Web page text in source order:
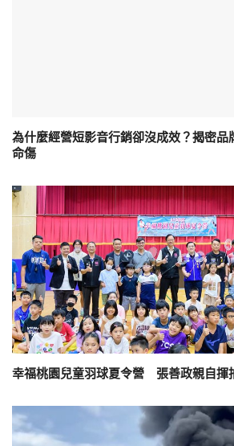
為什麼經營短影音行銷卻沒成效？揭密品
命傷
幸福桃園兒童羽球夏令營 張善政親自揮